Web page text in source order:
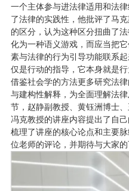
一个主体参与进法律适用和法
了法律的实践性，他批评了马
的区分，认为这种区分扭曲了
化为一种语义游戏，而应当把
素与法律的行为引导功能联系
仅是行动的指导，它本身就是
借鉴社会学的方法更多研究法
与建构性解释，为全面理解法
节，赵静副教授、黄钰洲博士
冯克教授的讲座内容提出了自
梳理了讲座的核心论点和主要
位老师的评论，并期待与大家的